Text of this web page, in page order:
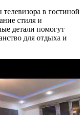
в гостиной
стиля и
детали помогут
для отдыха и